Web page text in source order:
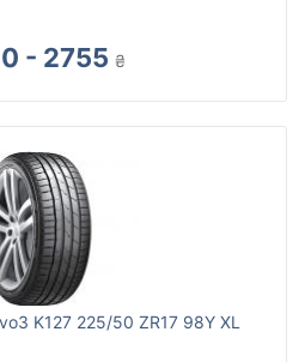
- 2755 ₴
K127 225/50 ZR17 98Y XL